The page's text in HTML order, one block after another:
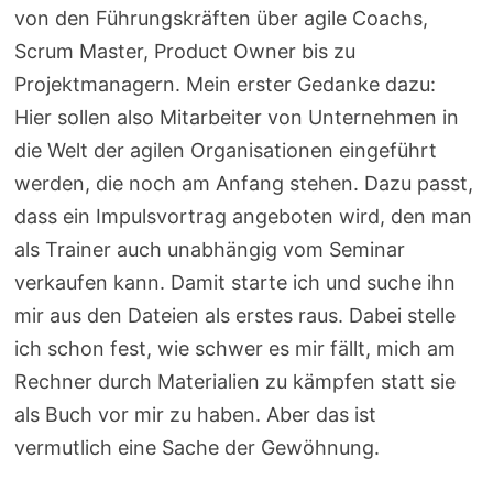
von den Führungskräften über agile Coachs,
Scrum Master, Product Owner bis zu
Projektmanagern. Mein erster Gedanke dazu:
Hier sollen also Mitarbeiter von Unternehmen in
die Welt der agilen Organisationen eingeführt
werden, die noch am Anfang stehen. Dazu passt,
dass ein Impulsvortrag angeboten wird, den man
als Trainer auch unabhängig vom Seminar
verkaufen kann. Damit starte ich und suche ihn
mir aus den Dateien als erstes raus. Dabei stelle
ich schon fest, wie schwer es mir fällt, mich am
Rechner durch Materialien zu kämpfen statt sie
als Buch vor mir zu haben. Aber das ist
vermutlich eine Sache der Gewöhnung.